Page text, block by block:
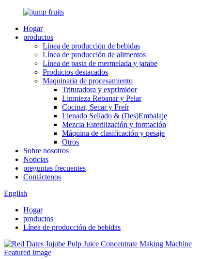
Hogar
productos
Línea de producción de bebidas
Línea de producción de alimentos
Línea de pasta de mermelada y jarabe
Productos destacados
Maquinaria de procesamiento
Trituradora y exprimidor
Limpieza Rebanar y Pelar
Cocinar, Secar y Freír
Llenado Sellado & (Des)Embalaje
Mezcla Esterilización y formación
Máquina de clasificación y pesaje
Otros
Sobre nosotros
Noticias
preguntas frecuentes
Contáctenos
English
Hogar
productos
Línea de producción de bebidas